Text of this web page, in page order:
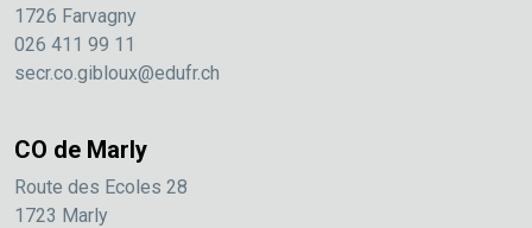
1726 Farvagny
026 411 99 11
secr.co.gibloux@edufr.ch
CO de Marly
Route des Ecoles 28
1723 Marly